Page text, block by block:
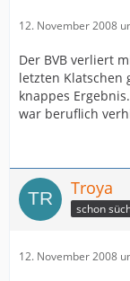
12. November 2008
Der BVB verliert
letzten Klatschen
knappes
war beruflich
Troya
schon
12. November 2008